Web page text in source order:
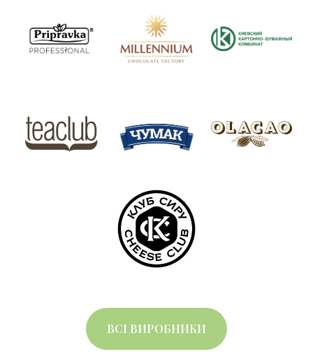
ВСІ ВИРОБНИКИ